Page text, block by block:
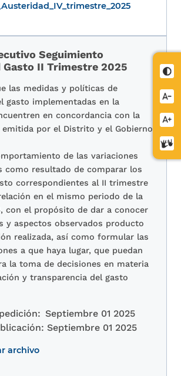
de
Seguimiento
Gasto II Trimestre 2025
las medidas y políticas de
gasto implementadas en la
en concordancia con la
por el Distrito y el Gobierno
de las variaciones
como resultado de comparar los
correspondientes al II trimestre
en el mismo periodo de la
con el propósito de dar a conocer
y aspectos observados producto
realizada, así como formular las
a que haya lugar, que puedan
la toma de decisiones en materia
y transparencia del gasto
Septiembre 01 2025
Septiembre 01 2025
archivo